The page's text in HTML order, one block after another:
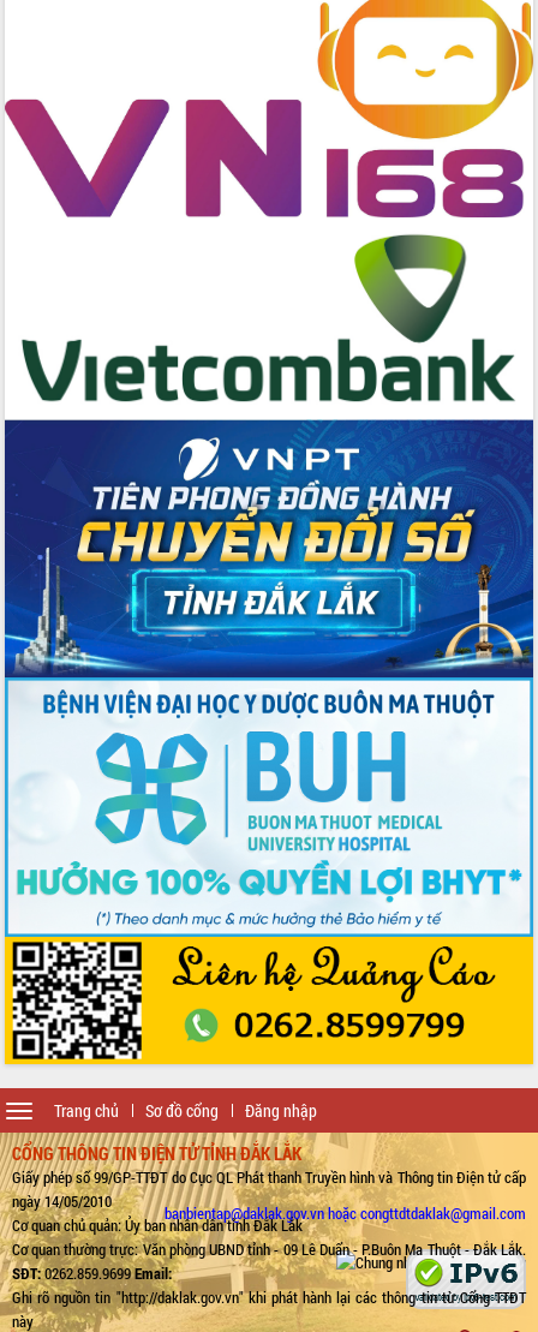
Trang chủ Sơ đồ cổng Đăng nhập
Toggle
navigation
CỔNG THÔNG TIN ĐIỆN TỬ TỈNH ĐẮK LẮK
Giấy phép số 99/GP-TTĐT do Cục QL Phát thanh Truyền hình và Thông tin Điện tử cấp
ngày 14/05/2010
Cơ quan chủ quản: Ủy ban nhân dân tỉnh Đắk Lắk
Cơ quan thường trực: Văn phòng UBND tỉnh - 09 Lê Duẩn - P.Buôn Ma Thuột - Đắk Lắk.
SĐT:0262.859.9699Email:
banbientap@daklak.gov.vn hoặc congttdtdaklak@gmail.com
Ghi rõ nguồn tin "http://daklak.gov.vn" khi phát hành lại các thông tin từ Cổng TTĐT
này